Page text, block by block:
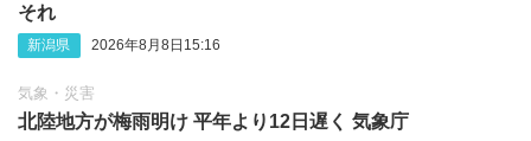
それ
新潟県 2026年8月8日15:16
気象・災害
北陸地方が梅雨明け 平年より12日遅く 気象庁